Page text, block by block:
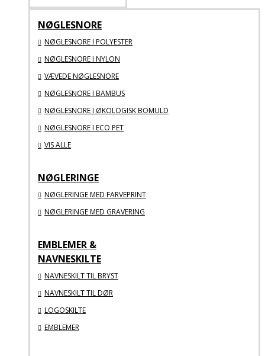
NØGLESNORE
NØGLESNORE I POLYESTER
NØGLESNORE I NYLON
VÆVEDE NØGLESNORE
NØGLESNORE I BAMBUS
NØGLESNORE I ØKOLOGISK BOMULD
NØGLESNORE I ECO PET
VIS ALLE
NØGLERINGE
NØGLERINGE MED FARVEPRINT
NØGLERINGE MED GRAVERING
EMBLEMER &
NAVNESKILTE
NAVNESKILT TIL BRYST
NAVNESKILT TIL DØR
LOGOSKILTE
EMBLEMER